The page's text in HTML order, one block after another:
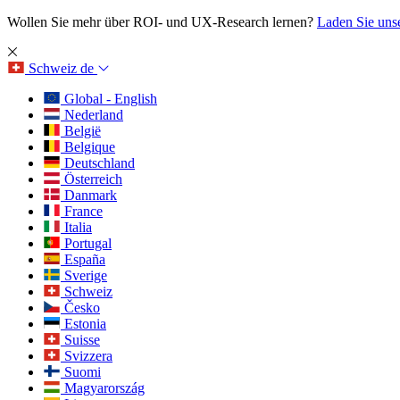
Wollen Sie mehr über ROI- und UX-Research lernen? Laden Sie
Schweiz de
Global - English
Nederland
België
Belgique
Deutschland
Österreich
Danmark
France
Italia
Portugal
España
Sverige
Schweiz
Česko
Estonia
Suisse
Svizzera
Suomi
Magyarország